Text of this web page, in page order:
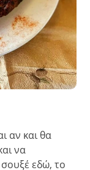
αν και θα
να
εδώ, το